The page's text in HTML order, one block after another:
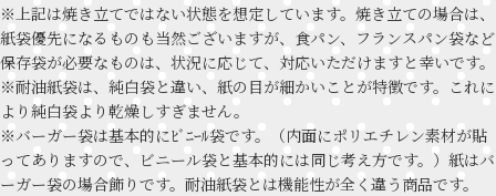
※上記は焼き立てではない状態を想定しています。焼き立ての場合は、
紙袋優先になるものも当然ございますが、食パン、フランスパン袋など
保存袋が必要なものは、状況に応じて、対応いただけますと幸いです。
※耐油紙袋は、純白袋と違い、紙の目が細かいことが特徴です。これに
より純白袋より乾燥しすぎません。
※バーガー袋は基本的にﾋﾞﾆｰﾙ袋です。（内面にポリエチレン素材が貼
ってありますので、ビニール袋と基本的には同じ考え方です。）紙はバ
ーガー袋の場合飾りです。耐油紙袋とは機能性が全く違う商品です。